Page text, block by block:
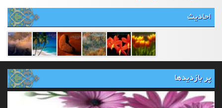
احادیث
پر بازدیدها